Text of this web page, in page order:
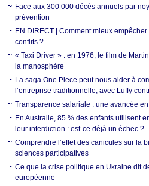
Face aux 300 000 décès annuels par
prévention
EN DIRECT | Comment mieux
conflits ?
« Taxi Driver » : en 1976, le film de
la manosphère
La saga One Piece peut nous aider à
l’entreprise traditionnelle, avec Luffy
Transparence salariale : une avancée
En Australie, 85 % des enfants utilisent
leur interdiction : est-ce déjà un échec ?
Comprendre l’effet des canicules sur la
sciences participatives
Ce que la crise politique en Ukraine dit
européenne